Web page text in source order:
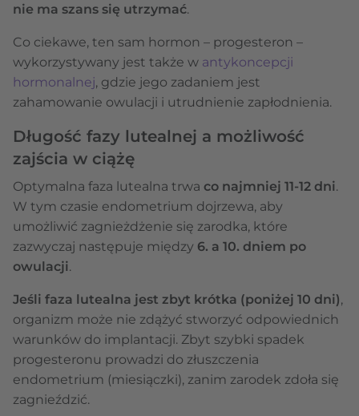
nie ma szans się utrzymać.
Co ciekawe, ten sam hormon – progesteron –
wykorzystywany jest także w antykoncepcji
hormonalnej, gdzie jego zadaniem jest
zahamowanie owulacji i utrudnienie zapłodnienia.
Długość fazy lutealnej a możliwość
zajścia w ciążę
Optymalna faza lutealna trwa co najmniej 11-12 dni.
W tym czasie endometrium dojrzewa, aby
umożliwić zagnieżdżenie się zarodka, które
zazwyczaj następuje między 6. a 10. dniem po
owulacji.
Jeśli faza lutealna jest zbyt krótka (poniżej 10 dni),
organizm może nie zdążyć stworzyć odpowiednich
warunków do implantacji. Zbyt szybki spadek
progesteronu prowadzi do złuszczenia
endometrium (miesiączki), zanim zarodek zdoła się
zagnieździć.